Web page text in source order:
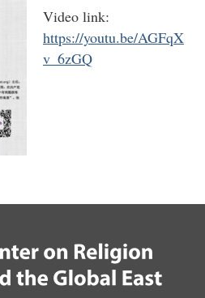
Video link:
https://youtu.be/AGFqX
v_6zGQ